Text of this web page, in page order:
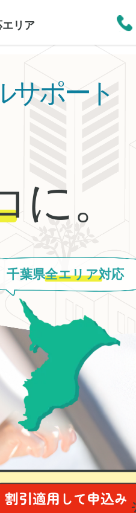
エリア
サポート
に。
千葉県全エリア対応